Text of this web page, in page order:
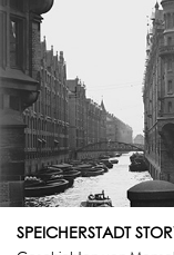
SPEICHERSTADT